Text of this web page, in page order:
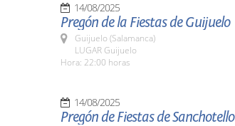
14/08/2025
Pregón de la Fiestas de Guijuelo
Guijuelo (Salamanca)
LUGAR Guijuelo
Hora: 22:00 horas
14/08/2025
Pregón de Fiestas de Sanchotello